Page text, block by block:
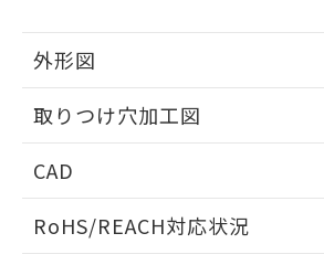
外形図
取りつけ穴加工図
CAD
ドすることができます。
RoHS/REACH対応状況
していることから、特段のこと
り、2022年1月12日より割愛し
す。